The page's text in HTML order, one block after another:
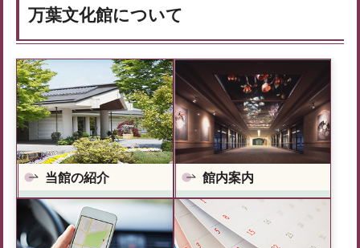
万葉文化館について
当館の紹介 館内案内